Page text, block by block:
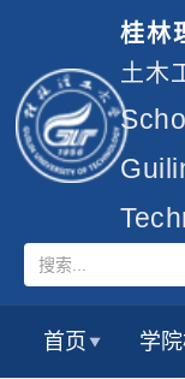
桂林
土木
首页 ▼ 学